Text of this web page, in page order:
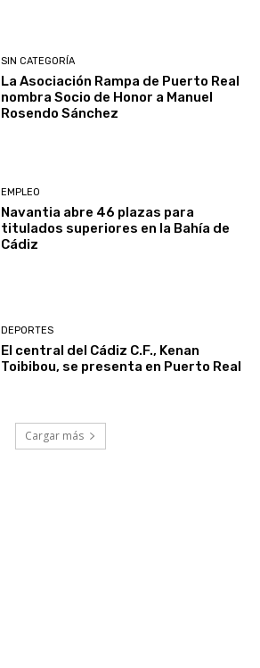
SIN CATEGORÍA
La Asociación Rampa de Puerto Real
nombra Socio de Honor a Manuel
Rosendo Sánchez
EMPLEO
Navantia abre 46 plazas para
titulados superiores en la Bahía de
Cádiz
DEPORTES
El central del Cádiz C.F., Kenan
Toibibou, se presenta en Puerto Real
Cargar más